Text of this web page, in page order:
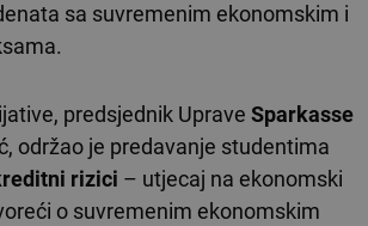
sa suvremenim ekonomskim i
predsjednik Uprave Sparkasse
održao je predavanje studentima
rizici – utjecaj na ekonomski
o suvremenim ekonomskim